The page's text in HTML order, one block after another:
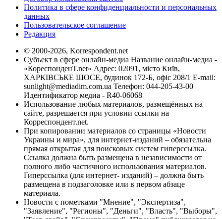
Политика в сфере конфиденциальности и персональных
данных
Пользовательское соглашение
Редакция
© 2000-2026, Korrespondent.net
Субъект в сфере онлайн-медиа Название онлайн-медиа -
«КореспонденТ.net» Адрес: 02091, місто Київ,
ХАРКІВСЬКЕ ШОСЕ, будинок 172-Б, офіс 208/1 E-mail:
sunlight@mediadim.com.ua Телефон: 044-205-43-00
Идентификатор медиа - R40-06068
Использование любых материалов, размещённых на
сайте, разрешается при условии ссылки на
Корреспондент.net.
При копировании материалов со страницы «Новости
Украины и мира», для интернет-изданий – обязательна
прямая открытая для поисковых систем гиперссылка.
Ссылка должна быть размещена в независимости от
полного либо частичного использования материалов.
Гиперссылка (для интернет- изданий) – должна быть
размещена в подзаголовке или в первом абзаце
материала.
Новости с пометками "Мнение", "Экспертиза",
"Заявление", "Регионы", "Деньги", "Власть", "Выборы",